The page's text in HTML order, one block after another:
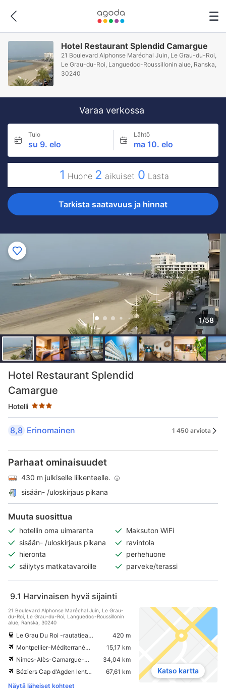
Hotel Restaurant Splendid Camargue
21 Boulevard Alphonse Maréchal Juin, Le Grau-du-Roi,
Le Grau-du-Roi, Languedoc-Roussillonin alue, Ranska,
30240
Varaa verkossa
Tulo
su 9. elo
Lähtö
ma 10. elo
1 Huone 2 aikuiset 0 Lasta
Tarkista saatavuus ja hinnat
1/58
Hotel Restaurant Splendid
Camargue
Hotelli
Tähtiluokitus 3 tähteä
8,8 Erinomainen 1 450 arviota
Parhaat ominaisuudet
430 m julkiselle liikenteelle.
sisään- /uloskirjaus pikana
Muuta suosittua
hotellin oma uimaranta
Maksuton WiFi
sisään- /uloskirjaus pikana
ravintola
hieronta
perhehuone
säilytys matkatavaroille
parveke/terassi
9.1 Harvinaisen hyvä sijainti
21 Boulevard Alphonse Maréchal Juin, Le Grau-
du-Roi, Le Grau-du-Roi, Languedoc-Roussillonin
alue, Ranska, 30240
Le Grau Du Roi -rautatieasema
420 m
Montpellier-Méditerranéen lentokenttä
15,17 km
Nîmes-Alès-Camargue-Cévennesin lentokenttä
34,04 km
Béziers Cap d'Agden lentokenttä
67,61 km
Näytä läheiset kohteet
Katso kartta